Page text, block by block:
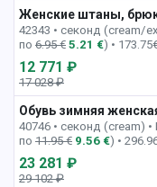
Женские штаны,
42343 • секонд (cream/
по 6.95 € 5.21 €) •
12 771 ₽
17 028 ₽
Обувь зимняя
40746 • секонд (cream) •
по 11.95 € 9.56 €) •
23 281 ₽
29 102 ₽